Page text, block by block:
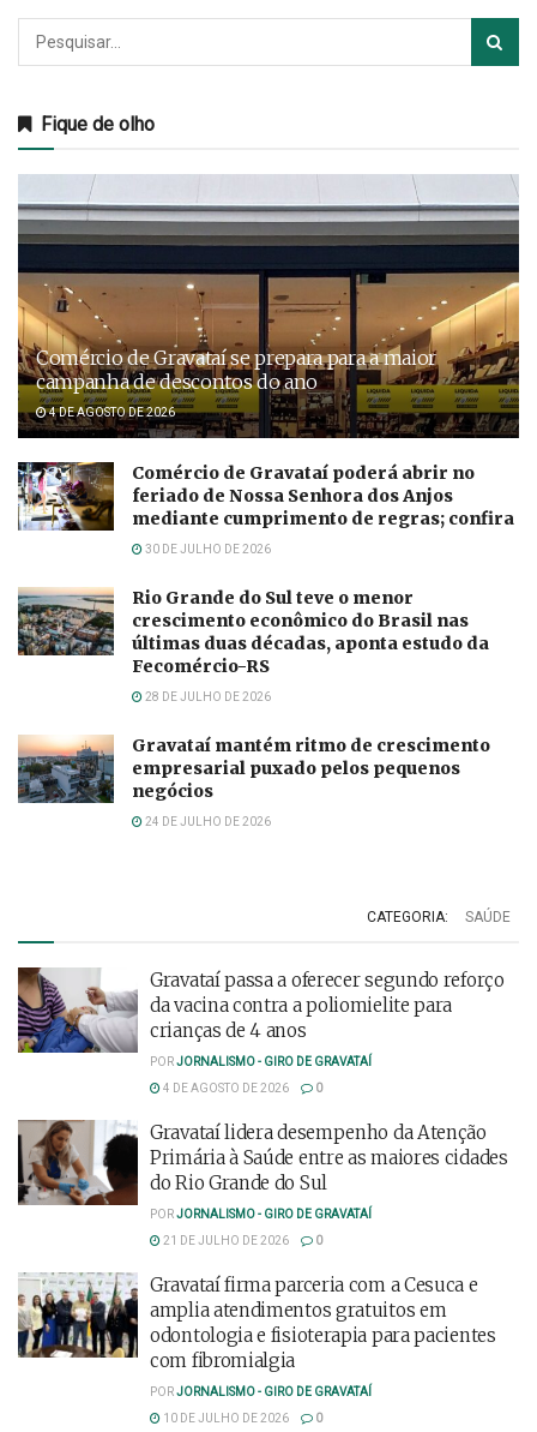
Fique de olho
Comércio de Gravataí se prepara para a maior
campanha de descontos do ano
4 DE AGOSTO DE 2026
Comércio de Gravataí poderá abrir no
feriado de Nossa Senhora dos Anjos
mediante cumprimento de regras; confira
30 DE JULHO DE 2026
Rio Grande do Sul teve o menor
crescimento econômico do Brasil nas
últimas duas décadas, aponta estudo da
Fecomércio-RS
28 DE JULHO DE 2026
Gravataí mantém ritmo de crescimento
empresarial puxado pelos pequenos
negócios
24 DE JULHO DE 2026
CATEGORIA: SAÚDE
Gravataí passa a oferecer segundo reforço
da vacina contra a poliomielite para
crianças de 4 anos
PORJORNALISMO - GIRO DE GRAVATAÍ
4 DE AGOSTO DE 2026
0
Gravataí lidera desempenho da Atenção
Primária à Saúde entre as maiores cidades
do Rio Grande do Sul
PORJORNALISMO - GIRO DE GRAVATAÍ
21 DE JULHO DE 2026
0
Gravataí firma parceria com a Cesuca e
amplia atendimentos gratuitos em
odontologia e fisioterapia para pacientes
com fibromialgia
PORJORNALISMO - GIRO DE GRAVATAÍ
10 DE JULHO DE 2026
0